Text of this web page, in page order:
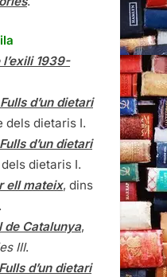
1939-
d’un dietari
dels dietaris I.
d’un dietari
dietaris I.
ell mateix, dins
de Catalunya,
III.
d’un dietari